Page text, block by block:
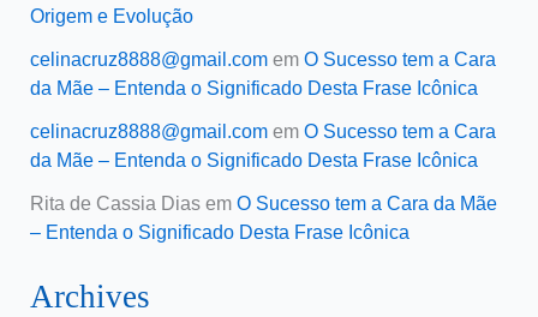
Origem e Evolução
celinacruz8888@gmail.comem O Sucesso tem a Cara
da Mãe – Entenda o Significado Desta Frase Icônica
celinacruz8888@gmail.comem O Sucesso tem a Cara
da Mãe – Entenda o Significado Desta Frase Icônica
Rita de Cassia Diasem O Sucesso tem a Cara da Mãe
– Entenda o Significado Desta Frase Icônica
Archives